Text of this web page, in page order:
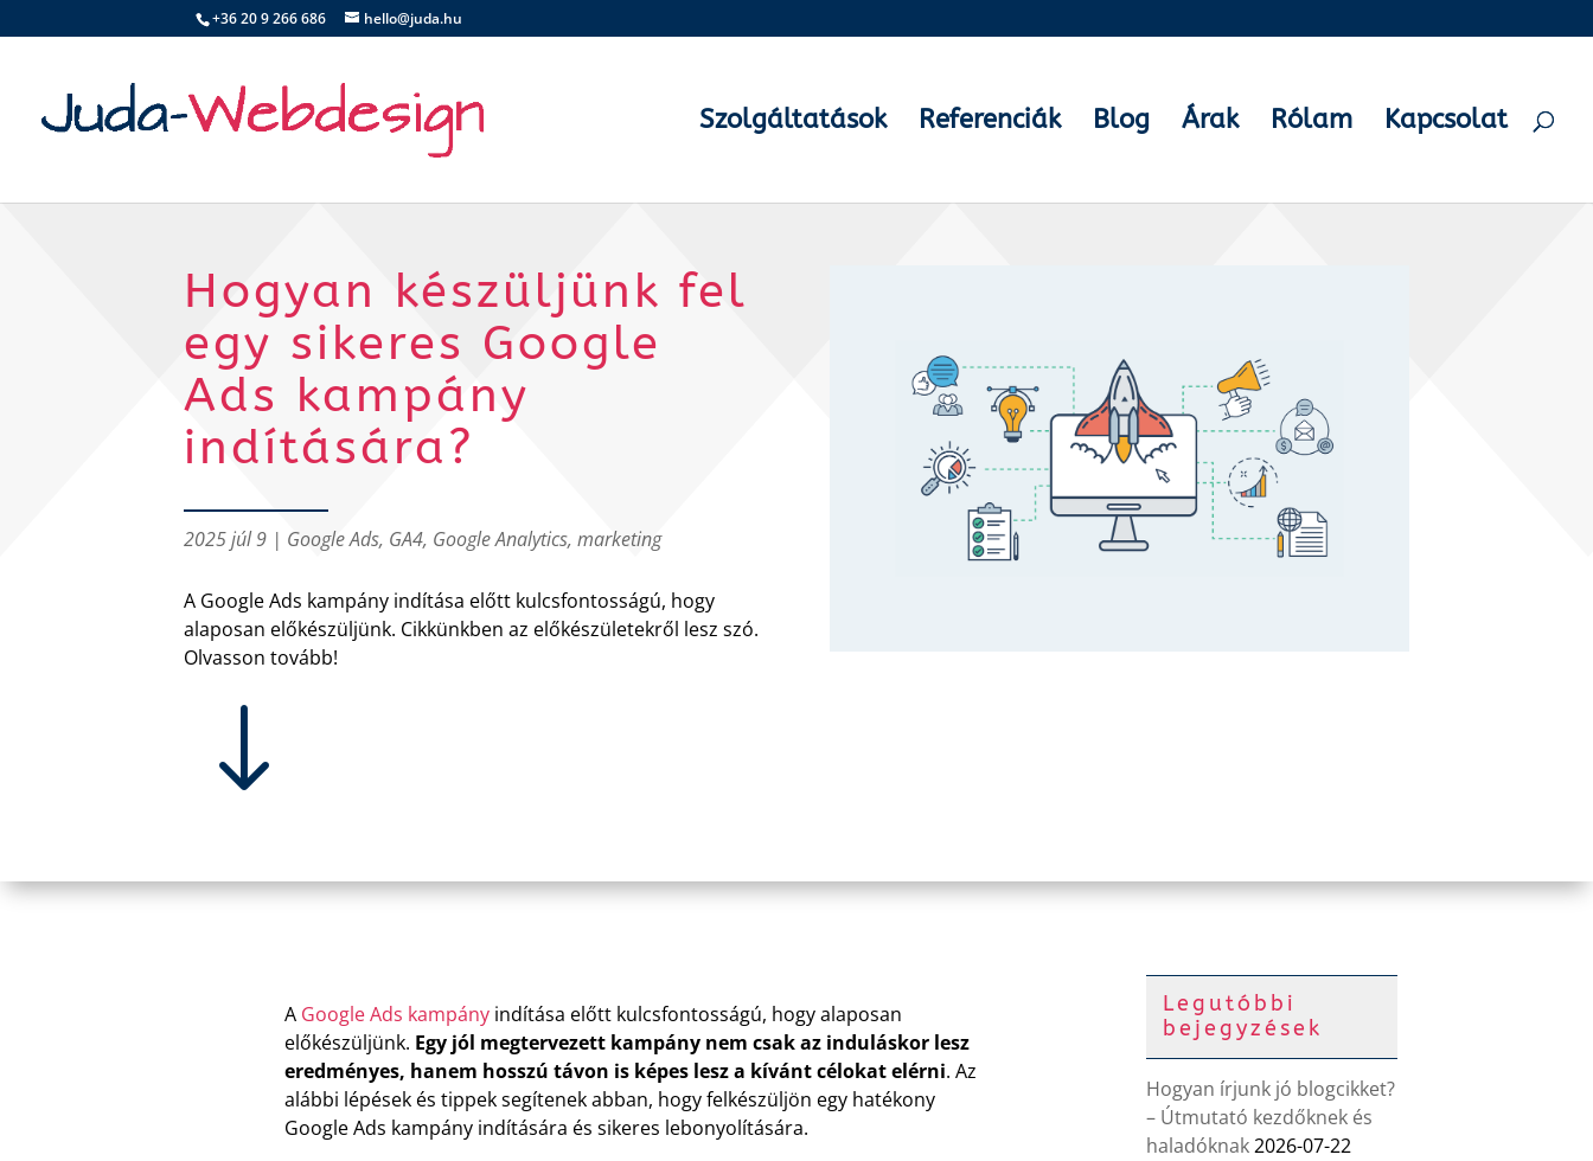
+36 20 9 266 686 hello@juda.hu
Szolgáltatások Referenciák Blog Árak Rólam Kapcsolat
Hogyan készüljünk fel
egy sikeres Google
Ads kampány
indítására?
2025 júl 9| Google Ads, GA4, Google Analytics, marketing
A Google Ads kampány indítása előtt kulcsfontosságú, hogy
alaposan előkészüljünk. Cikkünkben az előkészületekről lesz szó.
Olvasson tovább!
"
A Google Ads kampányindítása előtt kulcsfontosságú, hogy alaposan
előkészüljünk. Egy jól megtervezett kampány nem csak az induláskor lesz
eredményes, hanem hosszú távon is képes lesz a kívánt célokat elérni. Az
alábbi lépések és tippek segítenek abban, hogy felkészüljön egy hatékony
Google Ads kampány indítására és sikeres lebonyolítására.
Legutóbbi
bejegyzések
Hogyan írjunk jó blogcikket?
– Útmutató kezdőknek és
haladóknak2026-07-22